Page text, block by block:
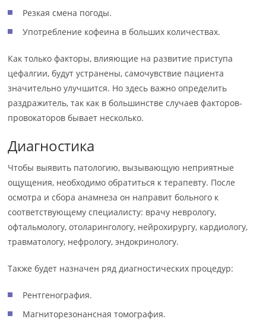
Резкая смена погоды.
Употребление кофеина в больших количествах.
Как только факторы, влияющие на развитие приступа
цефалгии, будут устранены, самочувствие пациента
значительно улучшится. Но здесь важно определить
раздражитель, так как в большинстве случаев факторов-
провокаторов бывает несколько.
Диагностика
Чтобы выявить патологию, вызывающую неприятные
ощущения, необходимо обратиться к терапевту. После
осмотра и сбора анамнеза он направит больного к
соответствующему специалисту: врачу неврологу,
офтальмологу, отоларингологу, нейрохирургу, кардиологу,
травматологу, нефрологу, эндокринологу.
Также будет назначен ряд диагностических процедур:
Рентгенография.
Магниторезонансная томография.